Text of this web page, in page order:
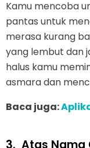
Kamu mencoba
pantas untuk
merasa kurang
yang lembut dan
halus kamu
asmara dan
Baca juga: